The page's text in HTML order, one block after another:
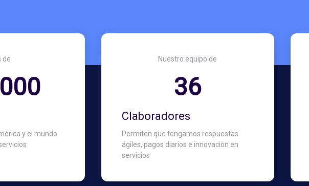
de
y el mundo
Nuestro equipo de
36
Claboradores
Permiten que tengamos respuestas
ágiles, pagos diarios e innovación en
servicios